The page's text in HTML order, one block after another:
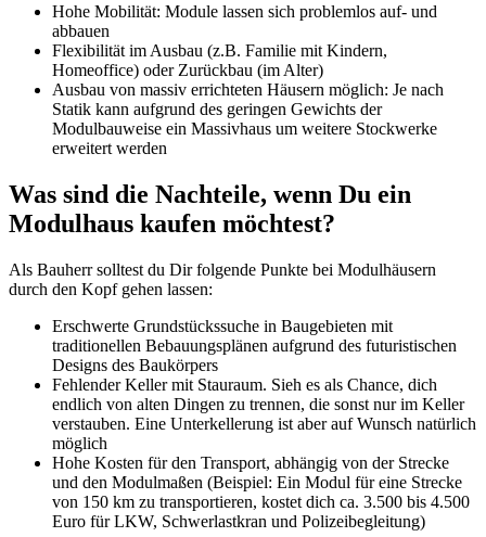
Hohe Mobilität: Module lassen sich problemlos auf- und
abbauen
Flexibilität im Ausbau (z.B. Familie mit Kindern,
Homeoffice) oder Zurückbau (im Alter)
Ausbau von massiv errichteten Häusern möglich: Je nach
Statik kann aufgrund des geringen Gewichts der
Modulbauweise ein Massivhaus um weitere Stockwerke
erweitert werden
Was sind die Nachteile, wenn Du ein
Modulhaus kaufen möchtest?
Als Bauherr solltest du Dir folgende Punkte bei Modulhäusern
durch den Kopf gehen lassen:
Erschwerte Grundstückssuche in Baugebieten mit
traditionellen Bebauungsplänen aufgrund des futuristischen
Designs des Baukörpers
Fehlender Keller mit Stauraum. Sieh es als Chance, dich
endlich von alten Dingen zu trennen, die sonst nur im Keller
verstauben. Eine Unterkellerung ist aber auf Wunsch natürlich
möglich
Hohe Kosten für den Transport, abhängig von der Strecke
und den Modulmaßen (Beispiel: Ein Modul für eine Strecke
von 150 km zu transportieren, kostet dich ca. 3.500 bis 4.500
Euro für LKW, Schwerlastkran und Polizeibegleitung)